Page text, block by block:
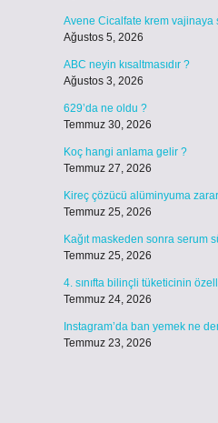
Avene Cicalfate krem vajinaya
Ağustos 5, 2026
ABC neyin kısaltmasıdır ?
Ağustos 3, 2026
629’da ne oldu ?
Temmuz 30, 2026
Koç hangi anlama gelir ?
Temmuz 27, 2026
Kireç çözücü alüminyuma
Temmuz 25, 2026
Kağıt maskeden sonra serum
Temmuz 25, 2026
4. sınıfta bilinçli tüketicinin
Temmuz 24, 2026
Instagram’da ban yemek ne
Temmuz 23, 2026